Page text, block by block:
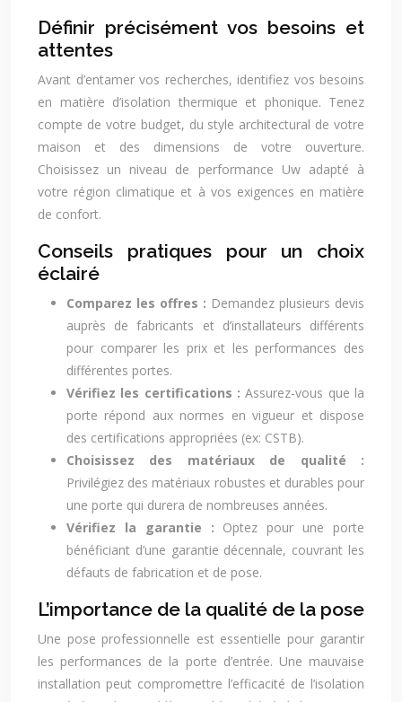
Définir précisément vos besoins et
attentes
Avant d’entamer vos recherches, identifiez vos besoins
en matière d’isolation thermique et phonique. Tenez
compte de votre budget, du style architectural de votre
maison et des dimensions de votre ouverture.
Choisissez un niveau de performance Uw adapté à
votre région climatique et à vos exigences en matière
de confort.
Conseils pratiques pour un choix
éclairé
Comparez les offres : Demandez plusieurs devis
auprès de fabricants et d’installateurs différents
pour comparer les prix et les performances des
différentes portes.
Vérifiez les certifications :Assurez-vous que la
porte répond aux normes en vigueur et dispose
des certifications appropriées (ex: CSTB).
Choisissez des matériaux de qualité :
Privilégiez des matériaux robustes et durables pour
une porte qui durera de nombreuses années.
Vérifiez la garantie : Optez pour une porte
bénéficiant d’une garantie décennale, couvrant les
défauts de fabrication et de pose.
L’importance de la qualité de la pose
Une pose professionnelle est essentielle pour garantir
les performances de la porte d’entrée. Une mauvaise
installation peut compromettre l’efficacité de l’isolation